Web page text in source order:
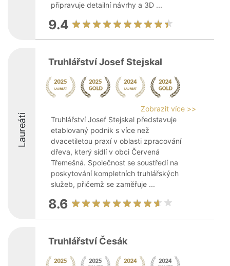
připravuje detailní návrhy a 3D ...
9.4
Laureáti
Truhlářství Josef Stejskal
Zobrazit více >>
Truhlářství Josef Stejskal představuje
etablovaný podnik s více než
dvacetiletou praxí v oblasti zpracování
dřeva, který sídlí v obci Červená
Třemešná. Společnost se soustředí na
poskytování kompletních truhlářských
služeb, přičemž se zaměřuje ...
8.6
Truhlářství Česák